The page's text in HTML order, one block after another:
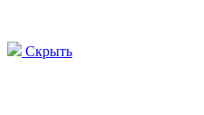
Скрыть